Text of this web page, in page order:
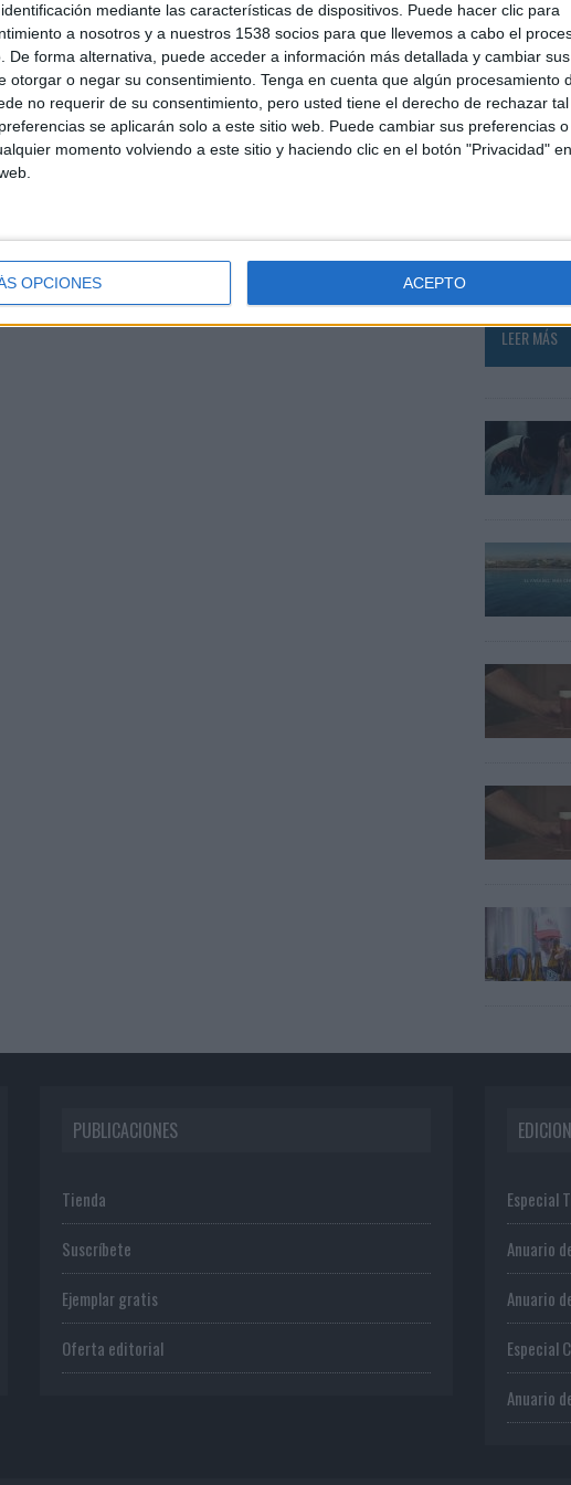
mediante las características de dispositivos. Puede hacer clic para
a nosotros y a nuestros 1538 socios para que llevemos a cabo el
De forma alternativa, puede acceder a información más detallada y cambiar sus
otorgar o negar su consentimiento. Tenga en cuenta que algún procesamiento
no requerir de su consentimiento, pero usted tiene el derecho de rechazar tal
se aplicarán solo a este sitio web. Puede cambiar sus preferencias
momento volviendo a este sitio y haciendo clic en el botón "Privacidad"
OPCIONES ACEPTO
Lisboa y MBA por el INSEAD.
SHARE ENVIAR PIN
de
La
soñar’,
la
LEER MÁS
PUBLICACIONES
Tienda
Suscríbete
Ejemplar gratis
Oferta editorial
Especial
Anuario
Anuario
Especial
Anuario